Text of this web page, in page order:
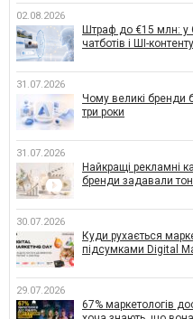
02.08.2026
Штраф до €15 млн: у
чатботів і ШІ-контенту
31.07.2026
Чому великі бренди
три роки
31.07.2026
Найкращі рекламні
бренди задавали тон
30.07.2026
Куди рухається
підсумками Digital
29.07.2026
67% маркетологів